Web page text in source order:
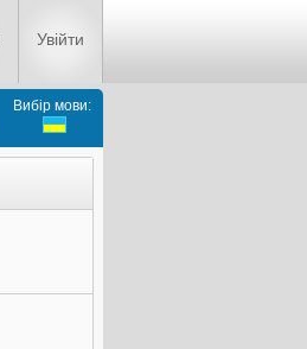
Увійти
Вибір мови: